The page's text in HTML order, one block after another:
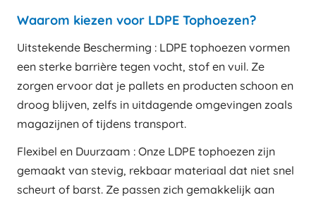
Waarom kiezen voor LDPE Tophoezen?
Uitstekende Bescherming : LDPE tophoezen vormen
een sterke barrière tegen vocht, stof en vuil. Ze
zorgen ervoor dat je pallets en producten schoon en
droog blijven, zelfs in uitdagende omgevingen zoals
magazijnen of tijdens transport.
Flexibel en Duurzaam : Onze LDPE tophoezen zijn
gemaakt van stevig, rekbaar materiaal dat niet snel
scheurt of barst. Ze passen zich gemakkelijk aan